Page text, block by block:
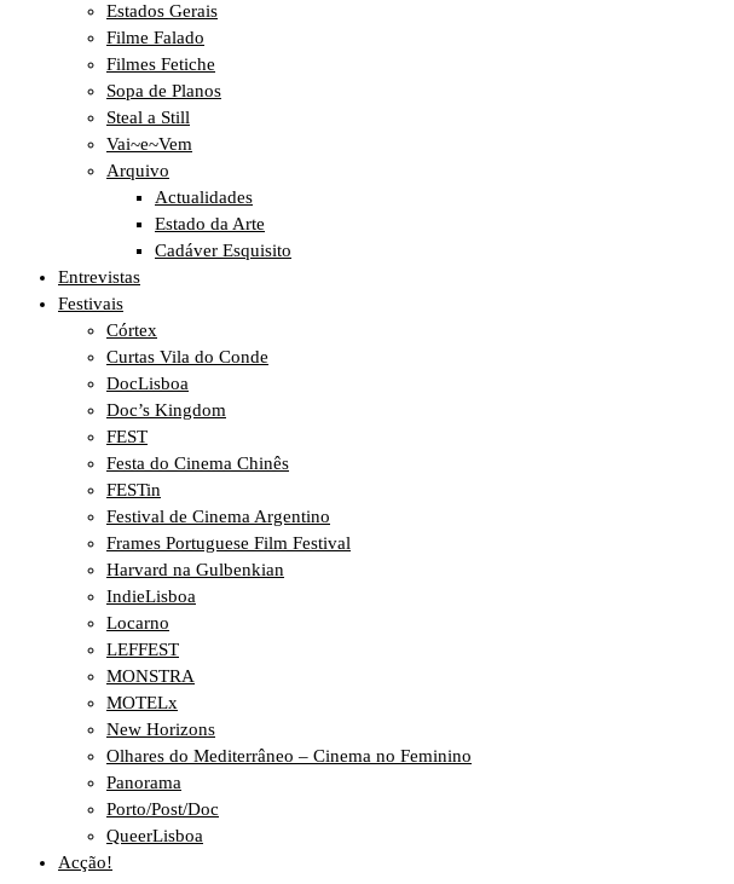
Estados Gerais
Filme Falado
Filmes Fetiche
Sopa de Planos
Steal a Still
Vai~e~Vem
Arquivo
Actualidades
Estado da Arte
Cadáver Esquisito
Entrevistas
Festivais
Córtex
Curtas Vila do Conde
DocLisboa
Doc’s Kingdom
FEST
Festa do Cinema Chinês
FESTin
Festival de Cinema Argentino
Frames Portuguese Film Festival
Harvard na Gulbenkian
IndieLisboa
Locarno
LEFFEST
MONSTRA
MOTELx
New Horizons
Olhares do Mediterrâneo – Cinema no Feminino
Panorama
Porto/Post/Doc
QueerLisboa
Acção!